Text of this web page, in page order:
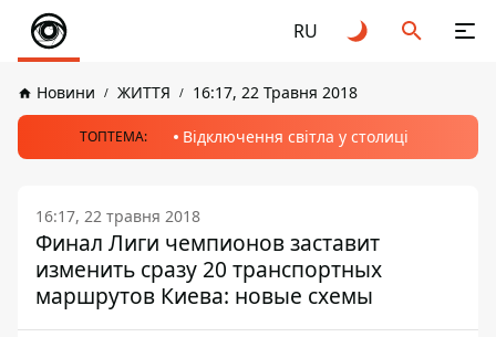
RU
Новини ЖИТТЯ 16:17, 22 Травня 2018
ТОПТЕМА: Відключення світла у столиці
16:17, 22 травня 2018
Финал Лиги чемпионов заставит
изменить сразу 20 транспортных
маршрутов Киева: новые схемы